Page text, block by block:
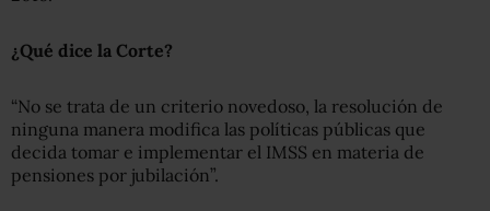
¿Qué dice la Corte?
“No se trata de un criterio novedoso, la resolución de
ninguna manera modifica las políticas públicas que
decida tomar e implementar el IMSS en materia de
pensiones por jubilación”.